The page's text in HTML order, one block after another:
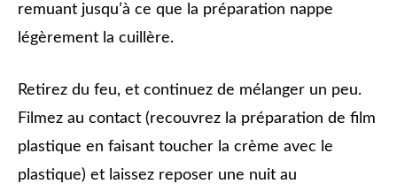
remuant jusqu’à ce que la préparation nappe
légèrement la cuillère.
Retirez du feu, et continuez de mélanger un peu.
Filmez au contact (recouvrez la préparation de film
plastique en faisant toucher la crème avec le
plastique) et laissez reposer une nuit au